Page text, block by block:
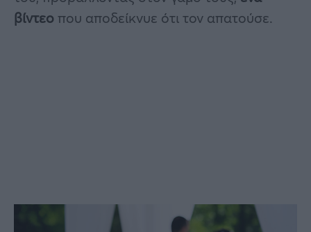
βίντεο που αποδείκνυε ότι τον απατούσε.